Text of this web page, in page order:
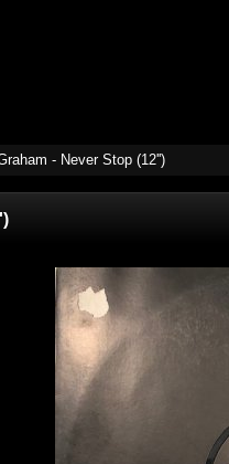
- Never Stop (12'')